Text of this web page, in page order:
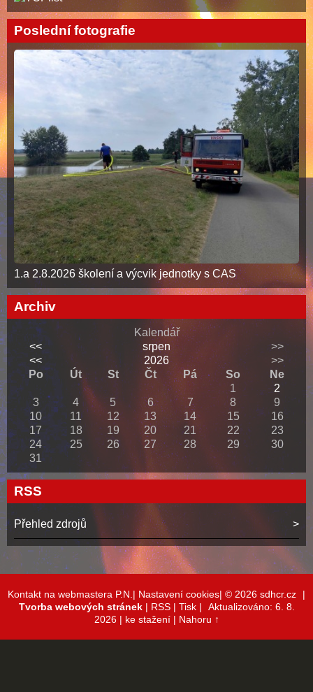
Poslední fotografie
1.a 2.8.2026 školení a výcvik jednotky s CAS
Archiv
Kalendář
<<
srpen
>>
<<
2026
>>
Po
Út St Čt Pá So
Ne
1
2
3
4 5 6 7 8
9
10
11 12 13 14 15
16
17
18 19 20 21 22
23
24
25 26 27 28 29
30
31
RSS
Přehled zdrojů
Kontakt na webmastera P.N.| Nastavení cookies| © 2026 sdhcr.cz
|
Tvorba webových stránek| RSS| Tisk|
Aktualizováno: 6. 8.
2026 | ke stažení | Nahoru ↑